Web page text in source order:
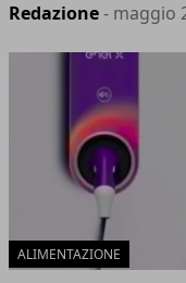
Redazione- maggio
ALIMENTAZIONE